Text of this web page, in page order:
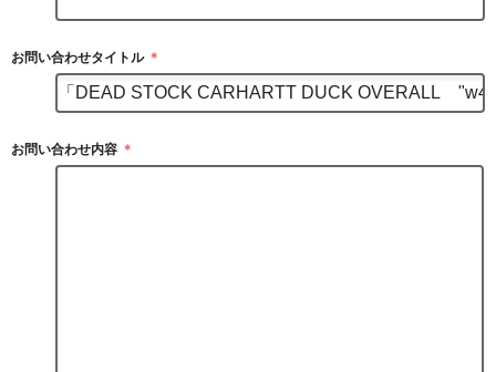
お問い合わせタイトル ＊
お問い合わせ内容 ＊